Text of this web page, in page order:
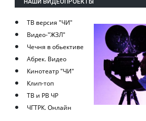
НАШИ ВИДЕОПРОЕКТЫ
ТВ версия "ЧИ"
Видео-"ЖЗЛ"
Чечня в обьективе
Абрек. Видео
Кинотеатр "ЧИ"
Клип-топ
ТВ и РВ ЧР
ЧГТРК. Онлайн